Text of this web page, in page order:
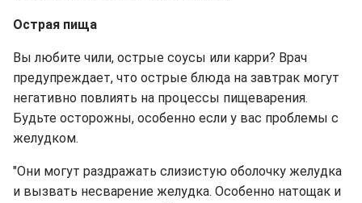
Острая пища
Вы любите чили, острые соусы или карри? Врач
предупреждает, что острые блюда на завтрак могут
негативно повлиять на процессы пищеварения.
Будьте осторожны, особенно если у вас проблемы с
желудком.
"Они могут раздражать слизистую оболочку желудка
и вызвать несварение желудка. Особенно натощак и